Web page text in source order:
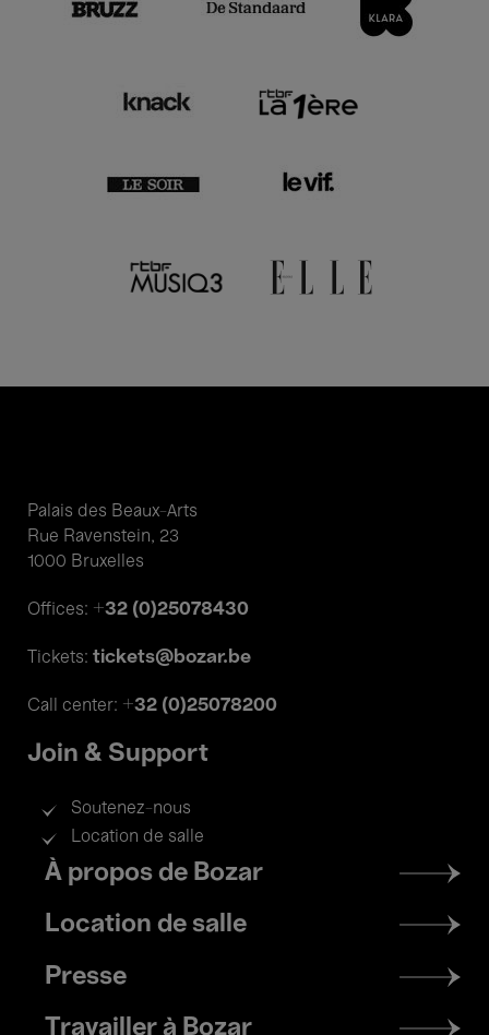
Palais des Beaux-Arts
Rue Ravenstein, 23
1000 Bruxelles
Offices: +32 (0)25078430
Tickets: tickets@bozar.be
Call center: +32 (0)25078200
Join & Support
Soutenez-nous
Location de salle
Footer
menu
À propos de Bozar
Location de salle
Presse
Travailler à Bozar